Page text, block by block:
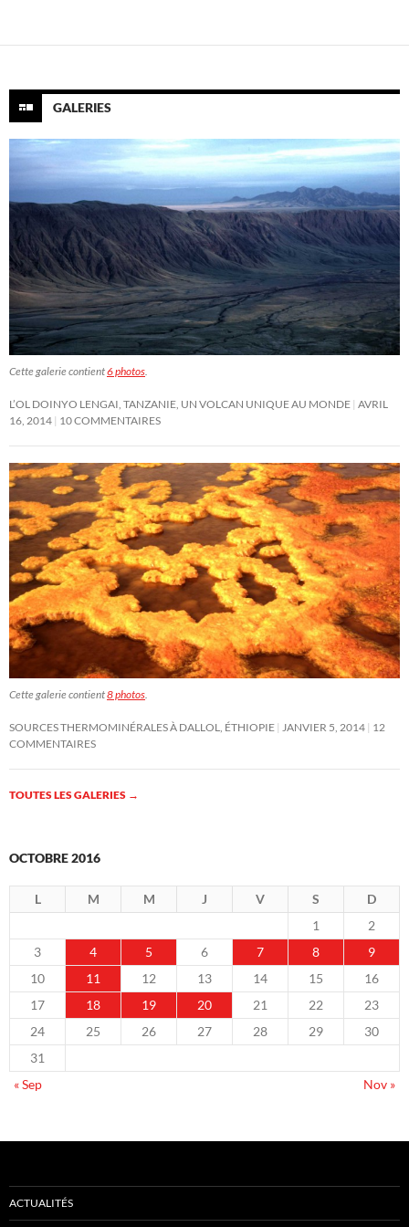
GALERIES
Cette galerie contient6 photos
L’OL DOINYO LENGAI, TANZANIE, UN VOLCAN UNIQUE AU MONDE AVRIL
16, 2014 10 COMMENTAIRES
Cette galerie contient8 photos.
SOURCES THERMOMINÉRALES À DALLOL, ÉTHIOPIE JANVIER 5, 2014 12
COMMENTAIRES
TOUTES LES GALERIES →
OCTOBRE 2016
L M M J V S
D
1
2
3
4 5 6 7 8
9
10
11 12 13 14 15
16
17
18 19 20 21 22
23
24
25 26 27 28 29
30
31
« Sep
Nov »
ACTUALITÉS